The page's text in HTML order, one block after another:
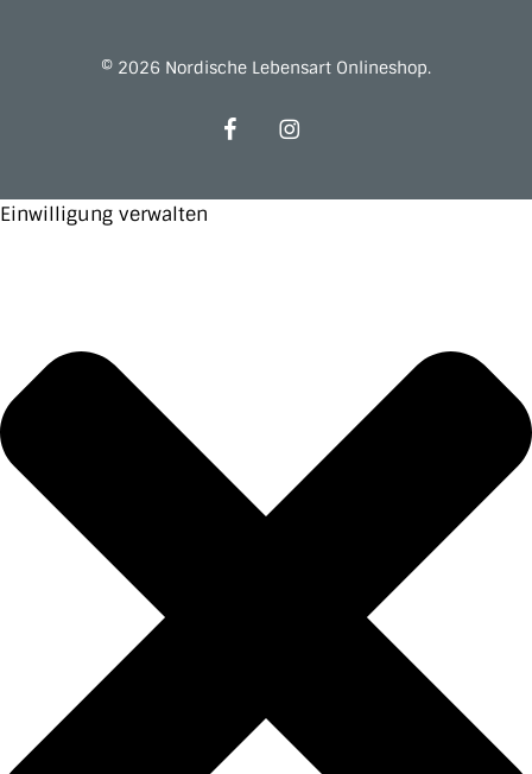
© 2026 Nordische Lebensart Onlineshop.
facebookinstagram
Einwilligung verwalten